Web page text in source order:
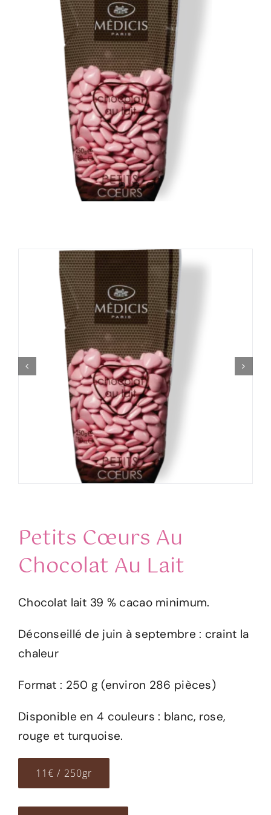
Panier WooCommerce
WooCommerce Mon Compte
Petits Cœurs Au
Chocolat Au Lait
Chocolat lait 39 % cacao minimum.
Déconseillé de juin à septembre : craint la
chaleur
Format : 250 g (environ 286 pièces)
Disponible en 4 couleurs : blanc, rose,
rouge et turquoise.
11€ / 250gr